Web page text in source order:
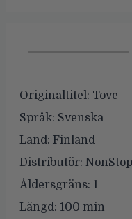
Originaltitel: Tove
Språk: Svenska
Land: Finland
Distributör:
Åldersgräns: 1
Längd: 100 min